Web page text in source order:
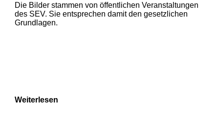
Die Bilder stammen von öffentlichen Veranstaltungen
des SEV. Sie entsprechen damit den gesetzlichen
Grundlagen.
Weiterlesen